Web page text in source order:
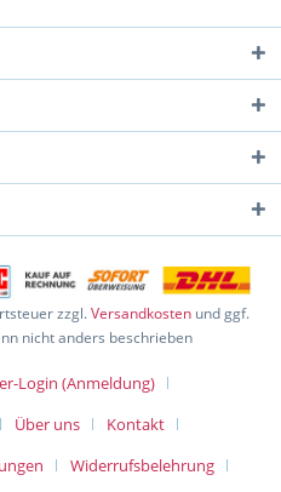
zzgl.Versandkosten und ggf.
nicht anders beschrieben
Login (Anmeldung)
Über uns
Kontakt
Widerrufsbelehrung